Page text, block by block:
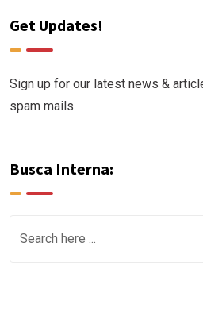
Get Updates!
Sign up for our latest news &
spam mails.
Busca Interna: